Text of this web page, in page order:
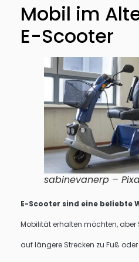
Mobil im
E-Scooter
sabinevanerp –
E-Scooter sind eine beliebte
Mobilität erhalten möchten, aber
auf längere Strecken zu Fuß